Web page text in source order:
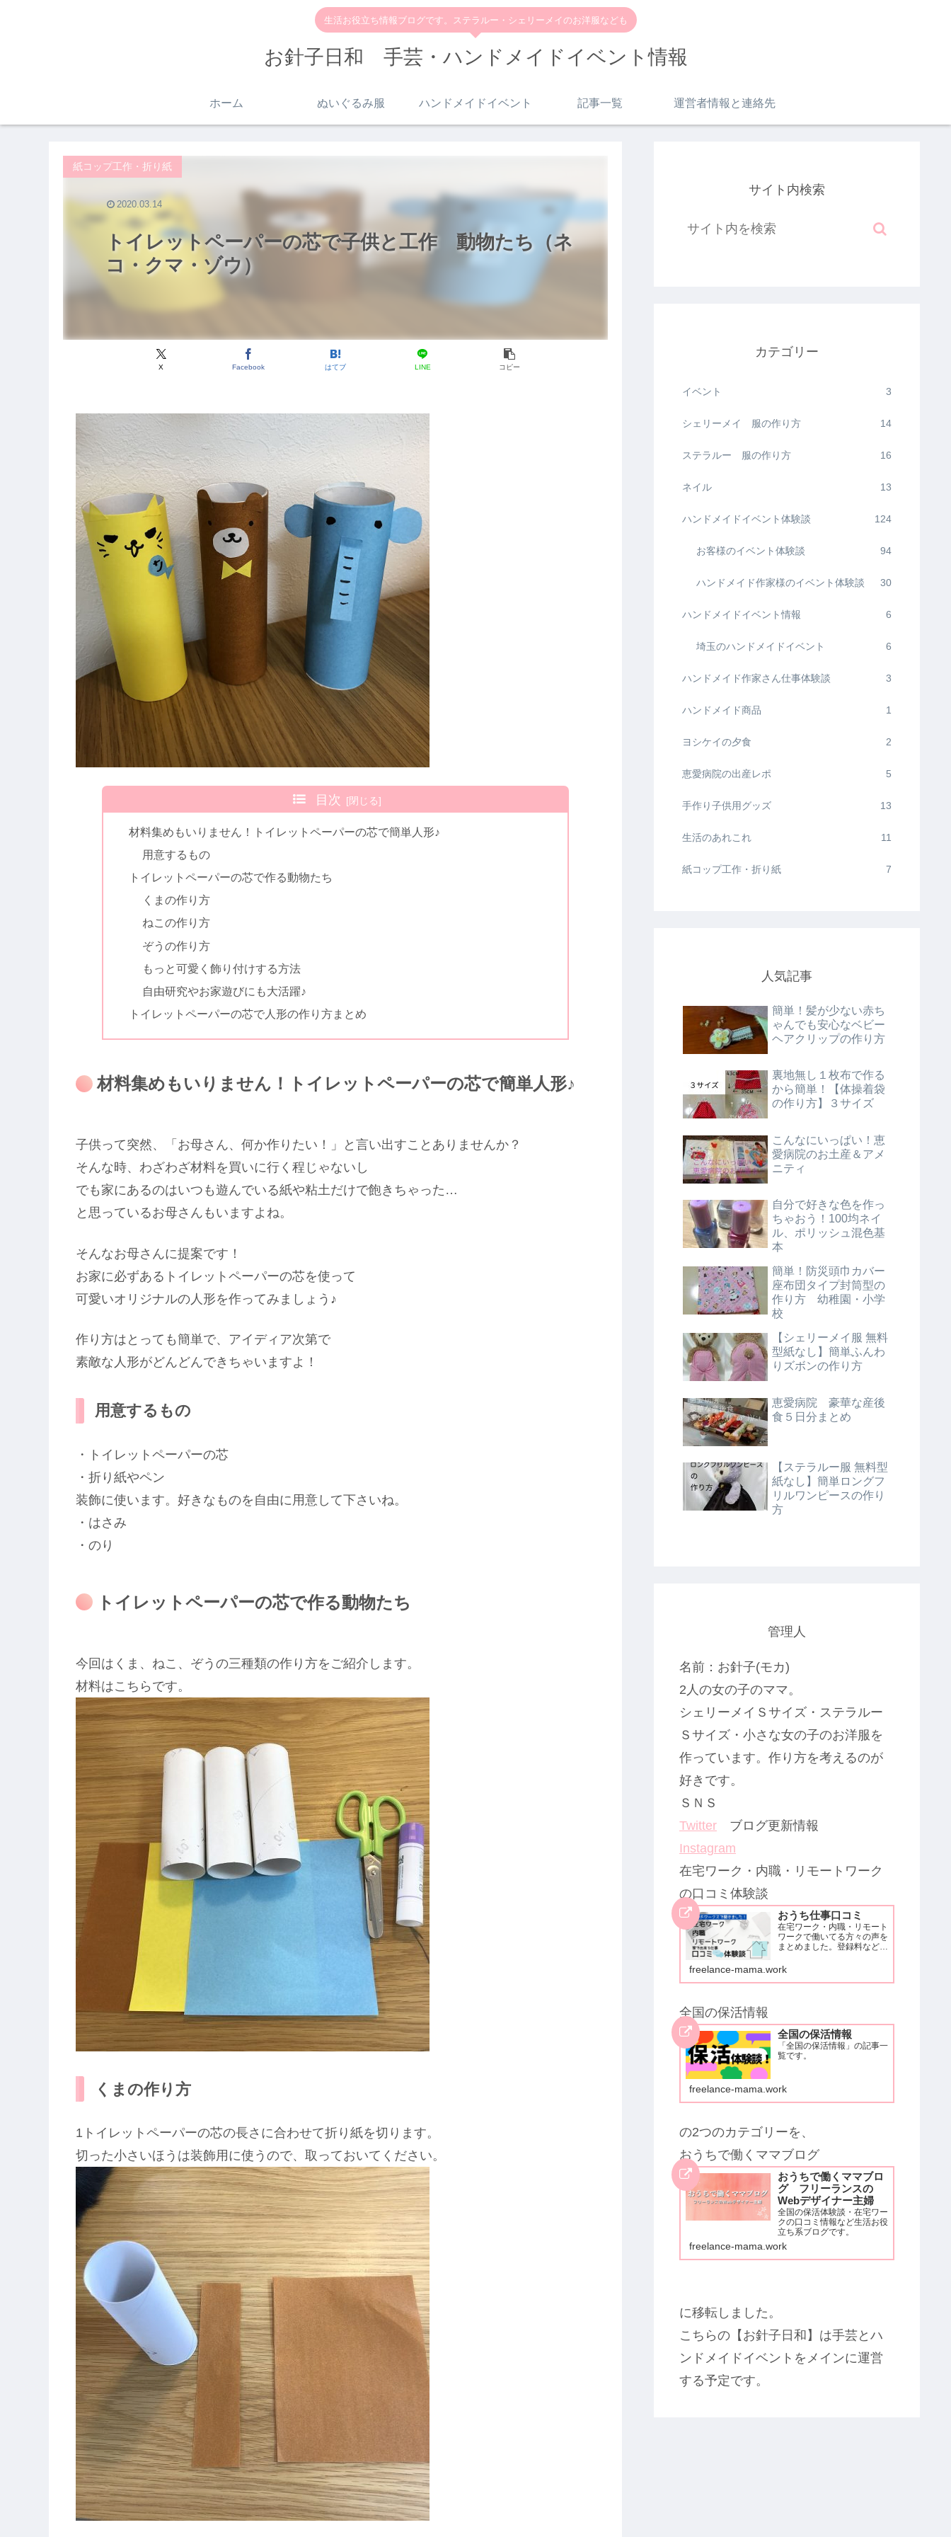
生活お役立ち情報ブログです。ステラルー・シェリーメイのお洋服なども
お針子日和 手芸・ハンドメイドイベント情報
ホーム ぬいぐるみ服 ハンドメイドイベント 記事一覧 運営者情報と連絡先
トイレットペーパーの芯で子供と工作 動物たち（ネ
コ・クマ・ゾウ）
紙コップ工作・折り紙
X Facebook はてブ LINE コピー
2020.03.14
目次
材料集めもいりません！トイレットペーパーの芯で簡単人形♪
用意するもの
トイレットペーパーの芯で作る動物たち
くまの作り方
ねこの作り方
ぞうの作り方
もっと可愛く飾り付けする方法
自由研究やお家遊びにも大活躍♪
トイレットペーパーの芯で人形の作り方まとめ
材料集めもいりません！トイレットペーパーの芯で簡単人形♪
子供って突然、「お母さん、何か作りたい！」と言い出すことありませんか？
そんな時、わざわざ材料を買いに行く程じゃないし
でも家にあるのはいつも遊んでいる紙や粘土だけで飽きちゃった…
と思っているお母さんもいますよね。
そんなお母さんに提案です！
お家に必ずあるトイレットペーパーの芯を使って
可愛いオリジナルの人形を作ってみましょう♪
作り方はとっても簡単で、アイディア次第で
素敵な人形がどんどんできちゃいますよ！
用意するもの
・トイレットペーパーの芯
・折り紙やペン
装飾に使います。好きなものを自由に用意して下さいね。
・はさみ
・のり
トイレットペーパーの芯で作る動物たち
今回はくま、ねこ、ぞうの三種類の作り方をご紹介します。
材料はこちらです。
くまの作り方
1トイレットペーパーの芯の長さに合わせて折り紙を切ります。
切った小さいほうは装飾用に使うので、取っておいてください。
サイト内検索
カテゴリー
イベント 3
シェリーメイ 服の作り方 14
ステラルー 服の作り方 16
ネイル 13
ハンドメイドイベント体験談 124
お客様のイベント体験談 94
ハンドメイド作家様のイベント体験談 30
ハンドメイドイベント情報 6
埼玉のハンドメイドイベント 6
ハンドメイド作家さん仕事体験談 3
ハンドメイド商品 1
ヨシケイの夕食 2
恵愛病院の出産レポ 5
手作り子供用グッズ 13
生活のあれこれ 11
紙コップ工作・折り紙 7
人気記事
簡単！髪が少ない赤ち
ゃんでも安心なベビー
ヘアクリップの作り方
裏地無し１枚布で作る
から簡単！【体操着袋
の作り方】３サイズ
こんなにいっぱい！恵
愛病院のお土産＆アメ
ニティ
自分で好きな色を作っ
ちゃおう！100均ネイ
ル、ポリッシュ混色基
本
簡単！防災頭巾カバー
座布団タイプ封筒型の
作り方 幼稚園・小学
校
【シェリーメイ服 無料
型紙なし】簡単ふんわ
りズボンの作り方
恵愛病院 豪華な産後
食５日分まとめ
【ステラルー服 無料型
紙なし】簡単ロングフ
リルワンピースの作り
方
管理人
名前：お針子(モカ)
2人の女の子のママ。
シェリーメイＳサイズ・ステラルー
Ｓサイズ・小さな女の子のお洋服を
作っています。作り方を考えるのが
好きです。
ＳＮＳ
Twitter ブログ更新情報
Instagram
在宅ワーク・内職・リモートワーク
の口コミ体験談
おうち仕事口コミ
在宅ワーク・内職・リモート
ワークで働いてる方々の声を
まとめました。登録料など自
系はないです。安心して取り
ます。クラウドワークスでア
freelance-mama.work
全国の保活情報
全国の保活情報
「全国の保活情報」の記事一
覧です。
freelance-mama.work
の2つのカテゴリーを、
おうちで働くママブログ
おうちで働くママブロ
グ フリーランスの
Webデザイナー主婦
全国の保活体験談・在宅ワー
クの口コミ情報など生活お役
立ち系ブログです。
freelance-mama.work
に移転しました。
こちらの【お針子日和】は手芸とハ
ンドメイドイベントをメインに運営
する予定です。